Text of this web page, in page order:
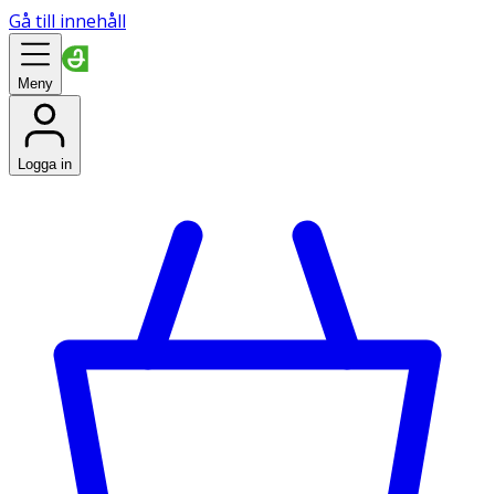
Gå till innehåll
Meny
Logga in